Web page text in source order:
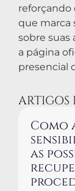
reforçando
que marca
sobre suas
a página
presencial
ARTIGOS
Como
as